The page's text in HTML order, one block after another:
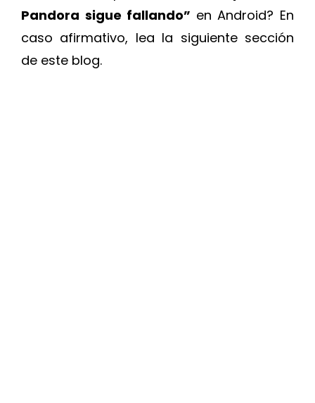
Pandora sigue fallando” en Android? En
caso afirmativo, lea la siguiente sección
de este blog.